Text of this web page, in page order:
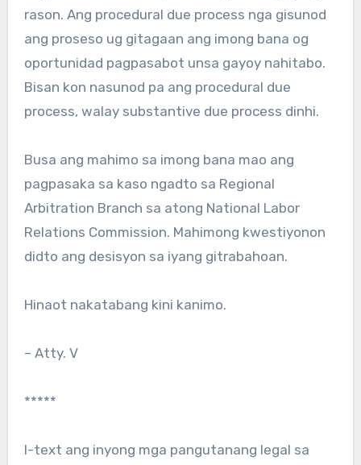
rason. Ang procedural due process nga gisunod
ang proseso ug gitagaan ang imong bana og
oportunidad pagpasabot unsa gayoy nahitabo.
Bisan kon nasunod pa ang procedural due
process, walay substantive due process dinhi.
Busa ang mahimo sa imong bana mao ang
pagpasaka sa kaso ngadto sa Regional
Arbitration Branch sa atong National Labor
Relations Commission. Mahimong kwestiyonon
didto ang desisyon sa iyang gitrabahoan.
Hinaot nakatabang kini kanimo.
– Atty. V
*****
I-text ang inyong mga pangutanang legal sa